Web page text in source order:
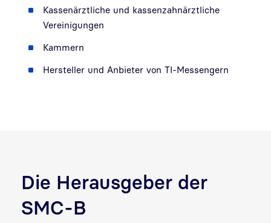
Kassenärztliche und kassenzahnärztliche
Vereinigungen
Kammern
Hersteller und Anbieter von TI-Messengern
Die Herausgeber der
SMC-B